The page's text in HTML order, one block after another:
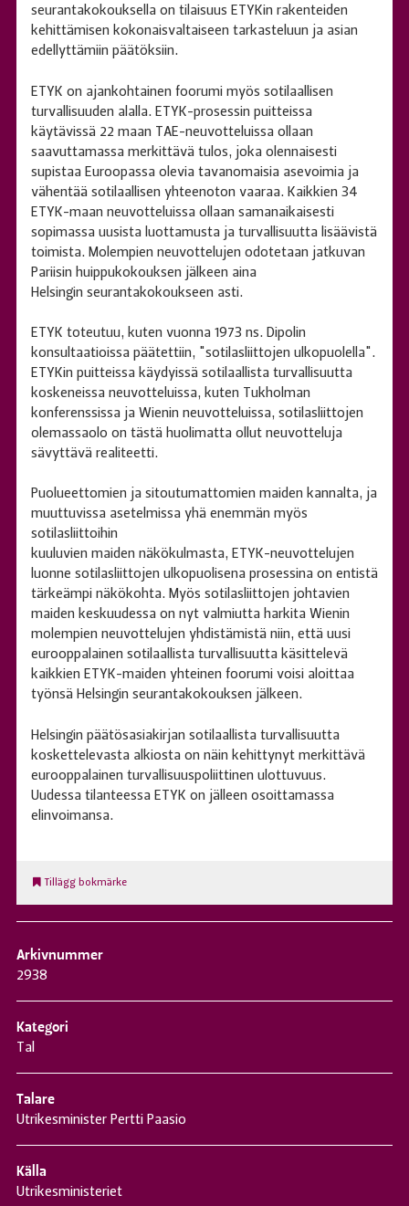
seurantakokouksella on tilaisuus ETYKin rakenteiden
kehittämisen kokonaisvaltaiseen tarkasteluun ja asian
edellyttämiin päätöksiin.
ETYK on ajankohtainen foorumi myös sotilaallisen
turvallisuuden alalla. ETYK-prosessin puitteissa
käytävissä 22 maan TAE-neuvotteluissa ollaan
saavuttamassa merkittävä tulos, joka olennaisesti
supistaa Euroopassa olevia tavanomaisia asevoimia ja
vähentää sotilaallisen yhteenoton vaaraa. Kaikkien 34
ETYK-maan neuvotteluissa ollaan samanaikaisesti
sopimassa uusista luottamusta ja turvallisuutta lisäävistä
toimista. Molempien neuvottelujen odotetaan jatkuvan
Pariisin huippukokouksen jälkeen aina
Helsingin seurantakokoukseen asti.
ETYK toteutuu, kuten vuonna 1973 ns. Dipolin
konsultaatioissa päätettiin, "sotilasliittojen ulkopuolella".
ETYKin puitteissa käydyissä sotilaallista turvallisuutta
koskeneissa neuvotteluissa, kuten Tukholman
konferenssissa ja Wienin neuvotteluissa, sotilasliittojen
olemassaolo on tästä huolimatta ollut neuvotteluja
sävyttävä realiteetti.
Puolueettomien ja sitoutumattomien maiden kannalta, ja
muuttuvissa asetelmissa yhä enemmän myös
sotilasliittoihin
kuuluvien maiden näkökulmasta, ETYK-neuvottelujen
luonne sotilasliittojen ulkopuolisena prosessina on entistä
tärkeämpi näkökohta. Myös sotilasliittojen johtavien
maiden keskuudessa on nyt valmiutta harkita Wienin
molempien neuvottelujen yhdistämistä niin, että uusi
eurooppalainen sotilaallista turvallisuutta käsittelevä
kaikkien ETYK-maiden yhteinen foorumi voisi aloittaa
työnsä Helsingin seurantakokouksen jälkeen.
Helsingin päätösasiakirjan sotilaallista turvallisuutta
koskettelevasta alkiosta on näin kehittynyt merkittävä
eurooppalainen turvallisuuspoliittinen ulottuvuus.
Uudessa tilanteessa ETYK on jälleen osoittamassa
elinvoimansa.
Tillägg bokmärke
Arkivnummer
2938
Kategori
Tal
Talare
Utrikesminister Pertti Paasio
Källa
Utrikesministeriet